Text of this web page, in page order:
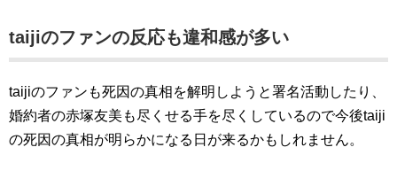
taijiのファンの反応も違和感が多い
taijiのファンも死因の真相を解明しようと署名活動したり、
婚約者の赤塚友美も尽くせる手を尽くしているので今後taiji
の死因の真相が明らかになる日が来るかもしれません。